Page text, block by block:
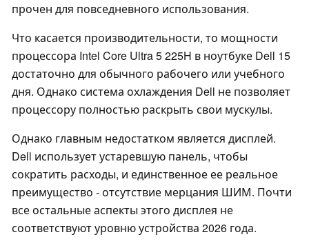
прочен для повседневного использования.
Что касается производительности, то мощности
процессора Intel Core Ultra 5 225H в ноутбуке Dell 15
достаточно для обычного рабочего или учебного
дня. Однако система охлаждения Dell не позволяет
процессору полностью раскрыть свои мускулы.
Однако главным недостатком является дисплей.
Dell использует устаревшую панель, чтобы
сократить расходы, и единственное ее реальное
преимущество - отсутствие мерцания ШИМ. Почти
все остальные аспекты этого дисплея не
соответствуют уровню устройства 2026 года.